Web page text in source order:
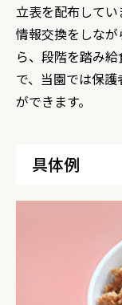
立表を配布して
情報交換をしな
ら、段階を踏み
で、当園では保
ができます。
具体例